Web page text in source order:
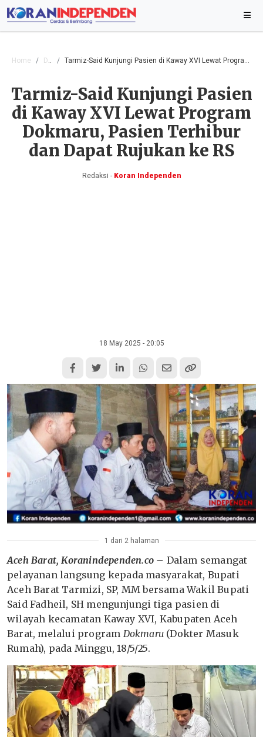
Home Daerah Tarmiz-Said Kunjungi Pasien di Kaway XVI Lewat Program Dokmaru, Pasien Terhibur dan Dapat Rujukan ke RS
Tarmiz-Said Kunjungi Pasien
di Kaway XVI Lewat Program
Dokmaru, Pasien Terhibur
dan Dapat Rujukan ke RS
Redaksi -Koran Independen
18 May 2025 - 20:05
1 dari 2 halaman
Aceh Barat, Koranindependen.co – Dalam semangat
pelayanan langsung kepada masyarakat, Bupati
Aceh Barat Tarmizi, SP, MM bersama Wakil Bupati
Said Fadheil, SH mengunjungi tiga pasien di
wilayah kecamatan Kaway XVI, Kabupaten Aceh
Barat, melalui program Dokmaru (Dokter Masuk
Rumah), pada Minggu, 18/5/25.